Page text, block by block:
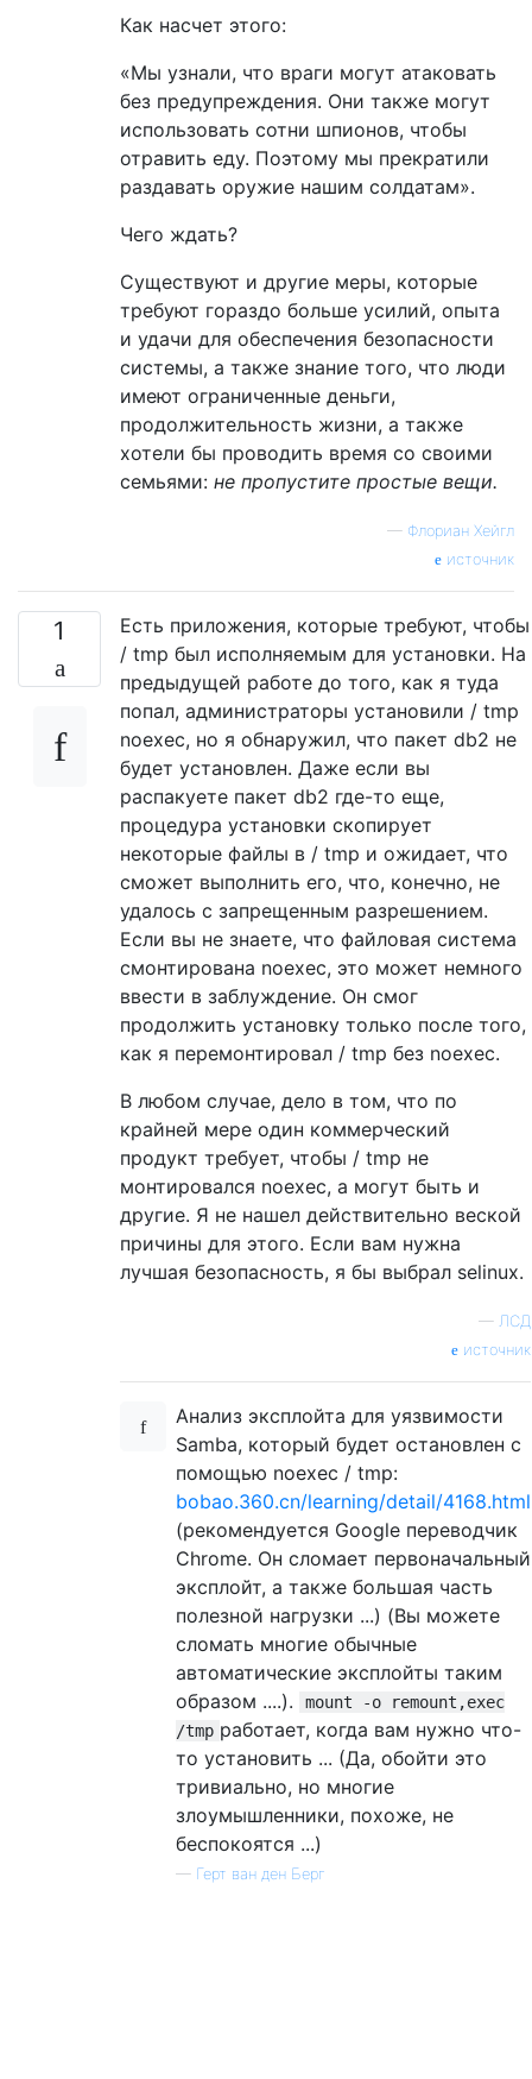
Как насчет этого:
«Мы узнали, что враги могут атаковать
без предупреждения. Они также могут
использовать сотни шпионов, чтобы
отравить еду. Поэтому мы прекратили
раздавать оружие нашим солдатам».
Чего ждать?
Существуют и другие меры, которые
требуют гораздо больше усилий, опыта
и удачи для обеспечения безопасности
системы, а также знание того, что люди
имеют ограниченные деньги,
продолжительность жизни, а также
хотели бы проводить время со своими
семьями: не пропустите простые вещи.
— Флориан Хейгл
источник
1
Есть приложения, которые требуют, чтобы
/ tmp был исполняемым для установки. На
предыдущей работе до того, как я туда
попал, администраторы установили / tmp
noexec, но я обнаружил, что пакет db2 не
будет установлен. Даже если вы
распакуете пакет db2 где-то еще,
процедура установки скопирует
некоторые файлы в / tmp и ожидает, что
сможет выполнить его, что, конечно, не
удалось с запрещенным разрешением.
Если вы не знаете, что файловая система
смонтирована noexec, это может немного
ввести в заблуждение. Он смог
продолжить установку только после того,
как я перемонтировал / tmp без noexec.
В любом случае, дело в том, что по
крайней мере один коммерческий
продукт требует, чтобы / tmp не
монтировался noexec, а могут быть и
другие. Я не нашел действительно веской
причины для этого. Если вам нужна
лучшая безопасность, я бы выбрал selinux.
— ЛСД
источник
Анализ эксплойта для уязвимости
Samba, который будет остановлен с
помощью noexec / tmp:
bobao.360.cn/learning/detail/4168.html
(рекомендуется Google переводчик
Chrome. Он сломает первоначальный
эксплойт, а также большая часть
полезной нагрузки ...) (Вы можете
сломать многие обычные
автоматические эксплойты таким
образом ....).
mount -o remount,exec
/tmp работает, когда вам нужно что-
то установить ... (Да, обойти это
тривиально, но многие
злоумышленники, похоже, не
беспокоятся ...)
— Герт ван ден Берг